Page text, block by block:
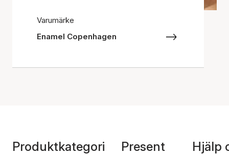
Varumärke
Enamel Copenhagen
Produktkategori
Present
Hjälp